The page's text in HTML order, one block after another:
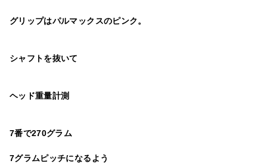
グリップはパルマックスのピンク。
シャフトを抜いて
ヘッド重量計測
7番で270グラム
7グラムピッチになるよう